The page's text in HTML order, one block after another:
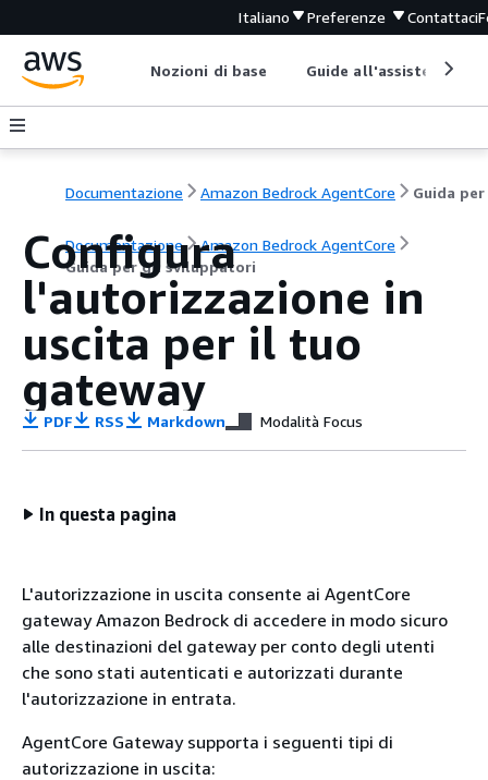
Italiano Preferenze Contattaci
Nozioni di base Guide all'assistenza
Documentazione Amazon Bedrock AgentCore
Documentazione
Amazon Bedrock AgentCore
Guida per gli sviluppatori
Configura
l'autorizzazione in
uscita per il tuo
gateway
PDF RSS Markdown Modalità Focus
In questa pagina
L'autorizzazione in uscita consente ai AgentCore
gateway Amazon Bedrock di accedere in modo sicuro
alle destinazioni del gateway per conto degli utenti
che sono stati autenticati e autorizzati durante
l'autorizzazione in entrata.
AgentCore Gateway supporta i seguenti tipi di
autorizzazione in uscita: